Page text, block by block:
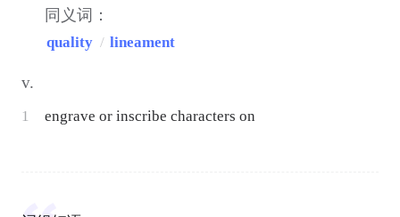
同义词：
quality / lineament
v.
1 engrave or inscribe characters on